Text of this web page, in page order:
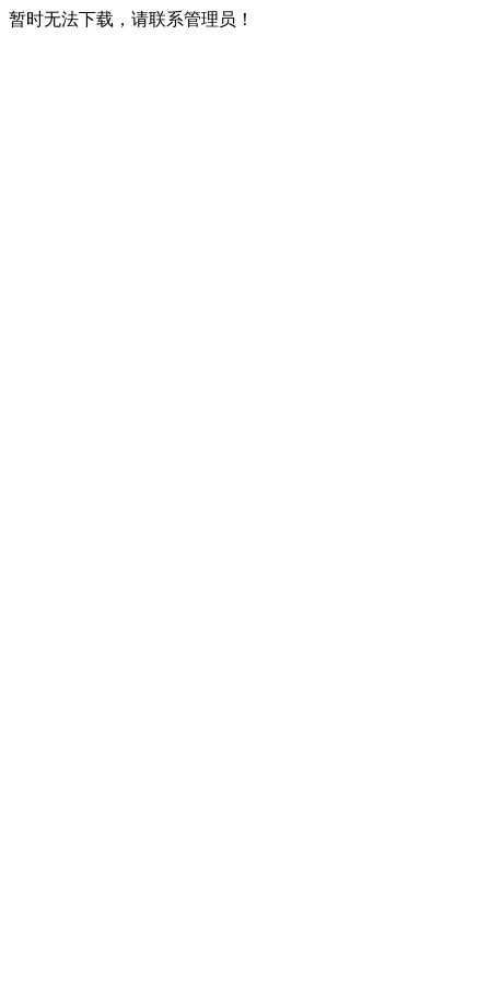
暂时无法下载，请联系管理员！